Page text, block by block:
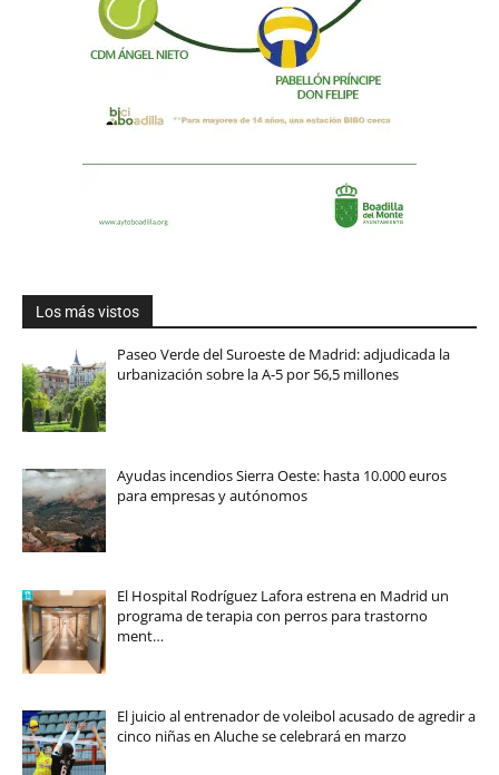
Los más vistos
Paseo Verde del Suroeste de Madrid: adjudicada la
urbanización sobre la A-5 por 56,5 millones
Ayudas incendios Sierra Oeste: hasta 10.000 euros
para empresas y autónomos
El Hospital Rodríguez Lafora estrena en Madrid un
programa de terapia con perros para trastorno
ment…
El juicio al entrenador de voleibol acusado de agredir a
cinco niñas en Aluche se celebrará en marzo